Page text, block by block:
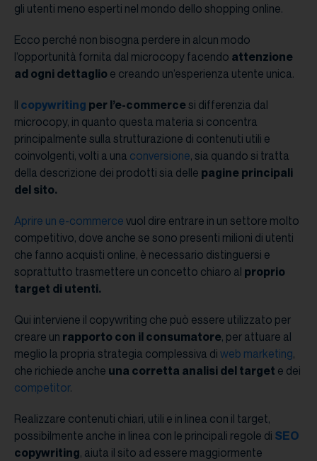
gli utenti meno esperti nel mondo dello shopping online.
Ecco perché non bisogna perdere in alcun modo
l’opportunità fornita dal microcopy facendo attenzione
ad ogni dettaglio e creando un’esperienza utente unica.
Il copywriting per l’e-commercesi differenzia dal
microcopy, in quanto questa materia si concentra
principalmente sulla strutturazione di contenuti utili e
coinvolgenti, volti a una conversione, sia quando si tratta
della descrizione dei prodotti sia delle pagine principali
del sito.
Aprire un e-commerce vuol dire entrare in un settore molto
competitivo, dove anche se sono presenti milioni di utenti
che fanno acquisti online, è necessario distinguersi e
soprattutto trasmettere un concetto chiaro al proprio
target di utenti.
Qui interviene il copywriting che può essere utilizzato per
creare un rapporto con il consumatore, per attuare al
meglio la propria strategia complessiva di web marketing,
che richiede anche una corretta analisi del target e dei
competitor.
Realizzare contenuti chiari, utili e in linea con il target,
possibilmente anche in linea con le principali regole di SEO
copywriting, aiuta il sito ad essere maggiormente